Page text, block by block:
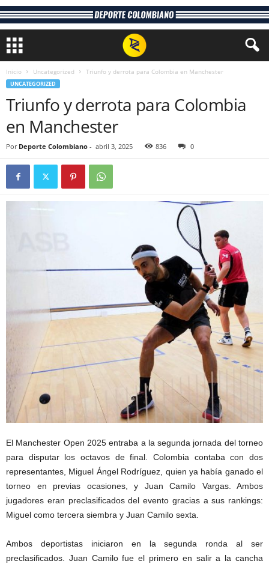
Inicio Uncategorized Triunfo y derrota para Colombia en Manchester
UNCATEGORIZED
Triunfo y derrota para Colombia
en Manchester
Por Deporte Colombiano - abril 3, 2025 836 0
El Manchester Open 2025 entraba a la segunda jornada del torneo
para disputar los octavos de final. Colombia contaba con dos
representantes, Miguel Ángel Rodríguez, quien ya había ganado el
torneo en previas ocasiones, y Juan Camilo Vargas. Ambos
jugadores eran preclasificados del evento gracias a sus rankings:
Miguel como tercera siembra y Juan Camilo sexta.
Ambos deportistas iniciaron en la segunda ronda al ser
preclasificados. Juan Camilo fue el primero en salir a la cancha